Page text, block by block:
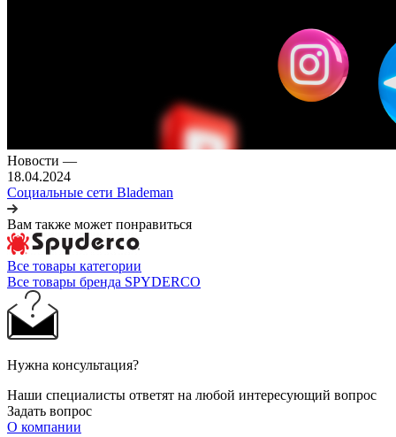
Новости —
18.04.2024
Социальные сети Blademan
Вам также может понравиться
Все товары категории
Все товары бренда SPYDERCO
Нужна консультация?
Наши специалисты ответят на любой интересующий вопрос
Задать вопрос
О компании